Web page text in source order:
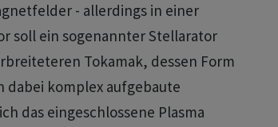
- allerdings in einer
soll ein sogenannter Stellarator
Tokamak, dessen Form
dabei komplex aufgebaute
das eingeschlossene Plasma